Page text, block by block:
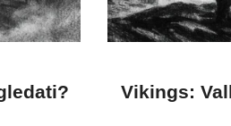
Vikings: